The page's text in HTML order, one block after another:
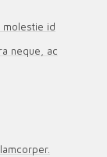
molestie id
neque, ac